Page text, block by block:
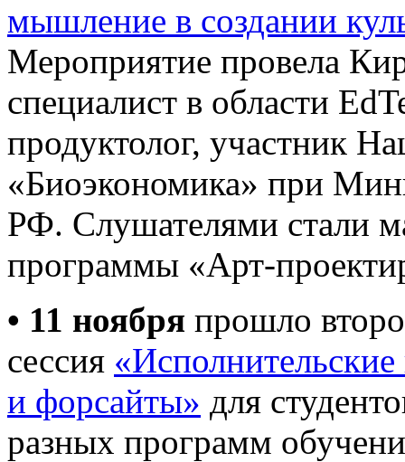
мышление в создании
Мероприятие провела
специалист в области
продуктолог, участник
«Биоэкономика» при
РФ. Слушателями стали
программы «Арт-
• 11 ноября прошло
сессия «Исполнительские
и форсайты» для
разных программ